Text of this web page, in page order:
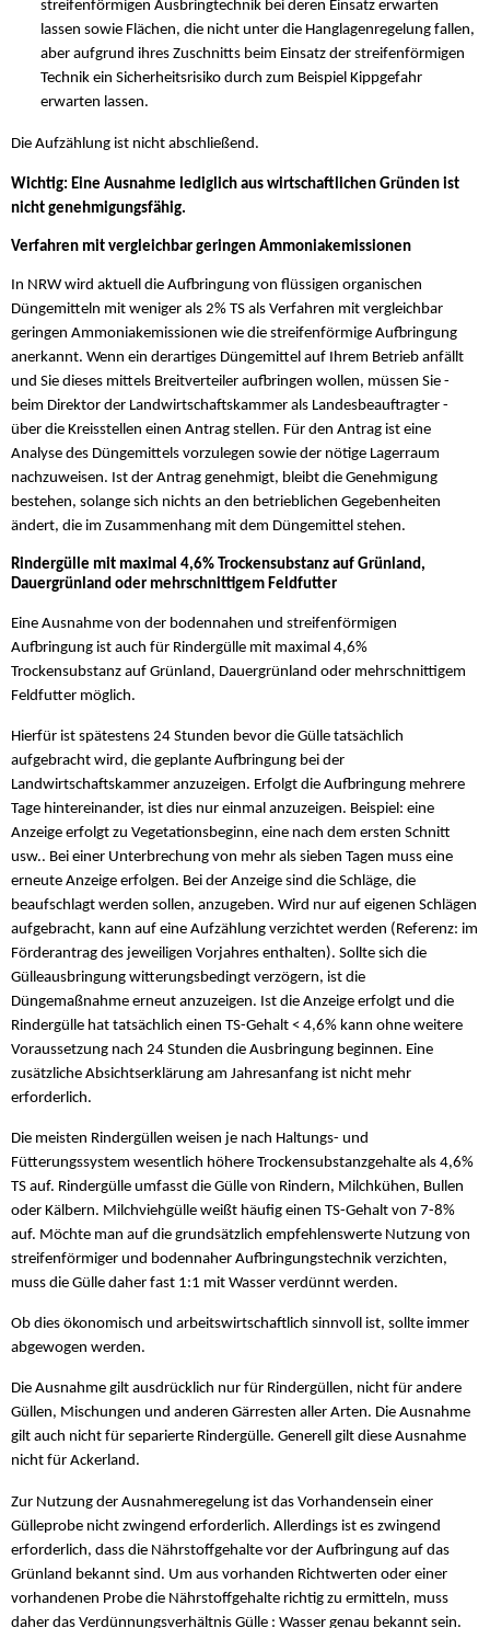
streifenförmigen Ausbringtechnik bei deren Einsatz erwarten
lassen sowie Flächen, die nicht unter die Hanglagenregelung fallen,
aber aufgrund ihres Zuschnitts beim Einsatz der streifenförmigen
Technik ein Sicherheitsrisiko durch zum Beispiel Kippgefahr
erwarten lassen.
Die Aufzählung ist nicht abschließend.
Wichtig: Eine Ausnahme lediglich aus wirtschaftlichen Gründen ist
nicht genehmigungsfähig.
Verfahren mit vergleichbar geringen Ammoniakemissionen
In NRW wird aktuell die Aufbringung von flüssigen organischen
Düngemitteln mit weniger als 2% TS als Verfahren mit vergleichbar
geringen Ammoniakemissionen wie die streifenförmige Aufbringung
anerkannt. Wenn ein derartiges Düngemittel auf Ihrem Betrieb anfällt
und Sie dieses mittels Breitverteiler aufbringen wollen, müssen Sie -
beim Direktor der Landwirtschaftskammer als Landesbeauftragter -
über die Kreisstellen einen Antrag stellen. Für den Antrag ist eine
Analyse des Düngemittels vorzulegen sowie der nötige Lagerraum
nachzuweisen. Ist der Antrag genehmigt, bleibt die Genehmigung
bestehen, solange sich nichts an den betrieblichen Gegebenheiten
ändert, die im Zusammenhang mit dem Düngemittel stehen.
Rindergülle mit maximal 4,6% Trockensubstanz auf Grünland,
Dauergrünland oder mehrschnittigem Feldfutter
Eine Ausnahme von der bodennahen und streifenförmigen
Aufbringung ist auch für Rindergülle mit maximal 4,6%
Trockensubstanz auf Grünland, Dauergrünland oder mehrschnittigem
Feldfutter möglich.
Hierfür ist spätestens 24 Stunden bevor die Gülle tatsächlich
aufgebracht wird, die geplante Aufbringung bei der
Landwirtschaftskammer anzuzeigen. Erfolgt die Aufbringung mehrere
Tage hintereinander, ist dies nur einmal anzuzeigen. Beispiel: eine
Anzeige erfolgt zu Vegetationsbeginn, eine nach dem ersten Schnitt
usw.. Bei einer Unterbrechung von mehr als sieben Tagen muss eine
erneute Anzeige erfolgen. Bei der Anzeige sind die Schläge, die
beaufschlagt werden sollen, anzugeben. Wird nur auf eigenen Schlägen
aufgebracht, kann auf eine Aufzählung verzichtet werden (Referenz: im
Förderantrag des jeweiligen Vorjahres enthalten). Sollte sich die
Gülleausbringung witterungsbedingt verzögern, ist die
Düngemaßnahme erneut anzuzeigen. Ist die Anzeige erfolgt und die
Rindergülle hat tatsächlich einen TS-Gehalt < 4,6% kann ohne weitere
Voraussetzung nach 24 Stunden die Ausbringung beginnen. Eine
zusätzliche Absichtserklärung am Jahresanfang ist nicht mehr
erforderlich.
Die meisten Rindergüllen weisen je nach Haltungs- und
Fütterungssystem wesentlich höhere Trockensubstanzgehalte als 4,6%
TS auf. Rindergülle umfasst die Gülle von Rindern, Milchkühen, Bullen
oder Kälbern. Milchviehgülle weißt häufig einen TS-Gehalt von 7-8%
auf. Möchte man auf die grundsätzlich empfehlenswerte Nutzung von
streifenförmiger und bodennaher Aufbringungstechnik verzichten,
muss die Gülle daher fast 1:1 mit Wasser verdünnt werden.
Ob dies ökonomisch und arbeitswirtschaftlich sinnvoll ist, sollte immer
abgewogen werden.
Die Ausnahme gilt ausdrücklich nur für Rindergüllen, nicht für andere
Güllen, Mischungen und anderen Gärresten aller Arten. Die Ausnahme
gilt auch nicht für separierte Rindergülle. Generell gilt diese Ausnahme
nicht für Ackerland.
Zur Nutzung der Ausnahmeregelung ist das Vorhandensein einer
Gülleprobe nicht zwingend erforderlich. Allerdings ist es zwingend
erforderlich, dass die Nährstoffgehalte vor der Aufbringung auf das
Grünland bekannt sind. Um aus vorhanden Richtwerten oder einer
vorhandenen Probe die Nährstoffgehalte richtig zu ermitteln, muss
daher das Verdünnungsverhältnis Gülle : Wasser genau bekannt sein.